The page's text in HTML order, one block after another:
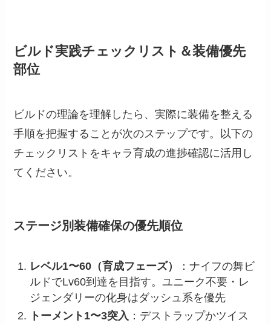
ビルド実践チェックリスト＆装備優先
部位
ビルドの理論を理解したら、実際に装備を整える
手順を把握することが次のステップです。以下の
チェックリストをキャラ育成の進捗確認に活用し
てください。
ステージ別装備確保の優先順位
レベル1〜60（育成フェーズ）
：ナイフの舞ビ
ルドでLv60到達を目指す。ユニーク不要・レ
ジェンダリーの化身はダッシュ系を優先
トーメント1〜3突入 ：デストラップかツイス